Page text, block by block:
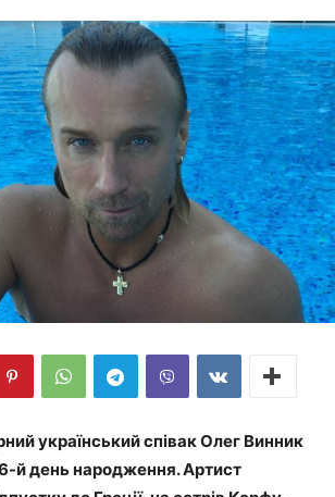
український співак Олег Винник
й день народження. Артист